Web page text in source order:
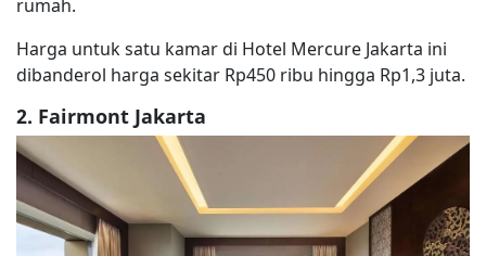
rumah.
Harga untuk satu kamar di Hotel Mercure Jakarta ini
dibanderol harga sekitar Rp450 ribu hingga Rp1,3 juta.
2. Fairmont Jakarta